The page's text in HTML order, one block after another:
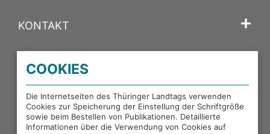
KONTAKT
PORTALE DES THÜRINGER LANDTAGS
EXTERNE LINKS
COOKIES
Die Internetseiten des Thüringer Landtags verwenden
Cookies zur Speicherung der Einstellung der Schriftgröße
sowie beim Bestellen von Publikationen. Detaillierte
Informationen über die Verwendung von Cookies auf